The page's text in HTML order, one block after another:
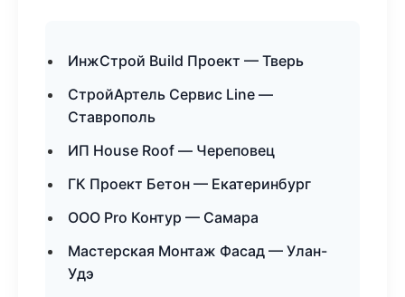
ИнжСтрой Build Проект — Тверь
СтройАртель Сервис Line —
Ставрополь
ИП House Roof — Череповец
ГК Проект Бетон — Екатеринбург
ООО Pro Контур — Самара
Мастерская Монтаж Фасад — Улан-
Удэ